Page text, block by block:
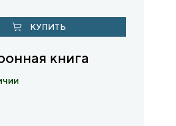
КУПИТЬ
книга